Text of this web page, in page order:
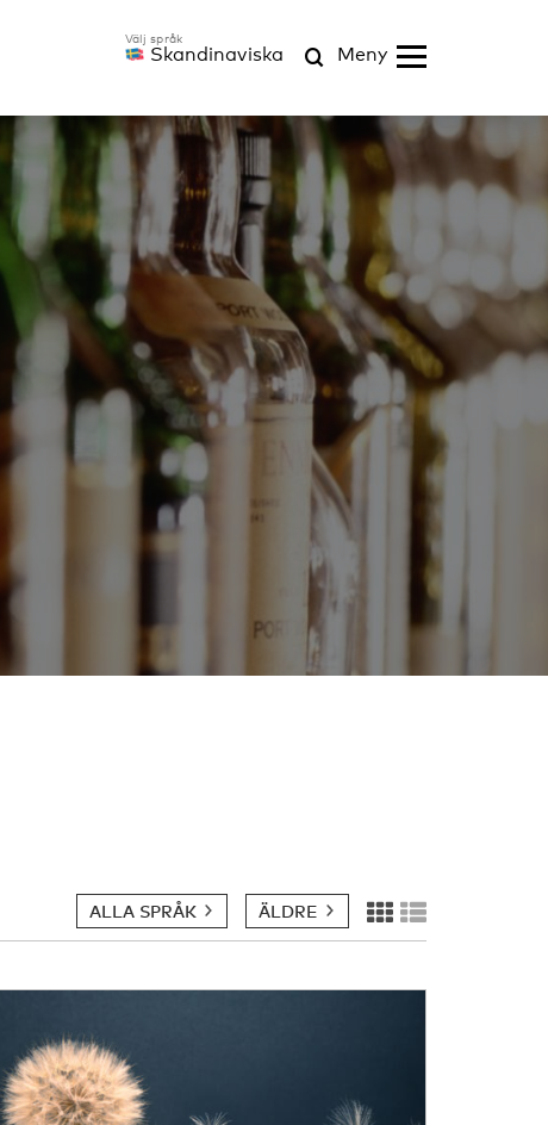
Skandinaviska Meny
ÄLDRE
ALLA SPRÅK